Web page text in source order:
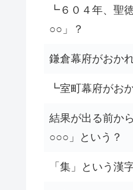
┗６０４年、聖
○○」？
鎌倉幕府がおか
┗室町幕府がお
結果が出る前か
○○○」という？
「集」という漢